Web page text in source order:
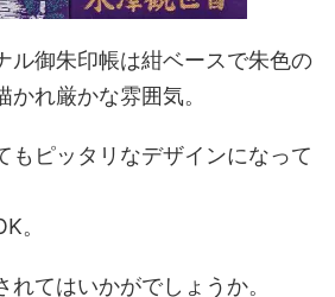
ル御朱印帳は紺ベースで朱色の
れ厳かな雰囲気。
もピッタリなデザインになって
。
てはいかがでしょうか。